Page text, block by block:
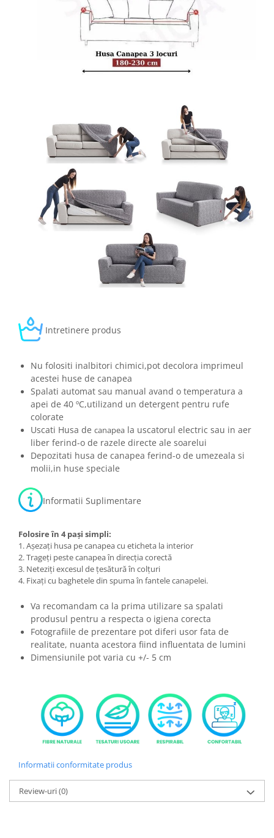
Intretinere produs
Nu folositi inalbitori chimici,pot decolora imprimeul
acestei huse de canapea
Spalati automat sau manual avand o temperatura a
apei de 40 ºC,utilizand un detergent pentru rufe
colorate
Uscati Husa de canapea la uscatorul electric sau in aer
liber ferind-o de razele directe ale soarelui
Depozitati husa de canapea ferind-o de umezeala si
molii,in huse speciale
Informatii Suplimentare
Folosire în 4 pași simpli:
1. Așezați husa pe canapea cu eticheta la interior
2. Trageți peste canapea în direcția corectă
3. Neteziți excesul de țesătură în colțuri
4. Fixați cu baghetele din spuma în fantele canapelei.
Va recomandam ca la prima utilizare sa spalati
produsul pentru a respecta o igiena corecta
Fotografiile de prezentare pot diferi usor fata de
realitate, nuanta acestora fiind influentata de lumini
Dimensiunile pot varia cu +/- 5 cm
Informatii conformitate produs
Review-uri(0)